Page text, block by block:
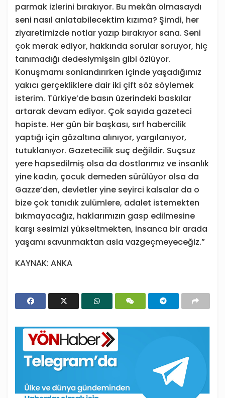
parmak izlerini bırakıyor. Bu mekân olmasaydı
seni nasıl anlatabilecektim kızıma? Şimdi, her
ziyaretimizde notlar yazıp bırakıyor sana. Seni
çok merak ediyor, hakkında sorular soruyor, hiç
tanımadığı dedesiymişsin gibi özlüyor.
Konuşmamı sonlandırırken içinde yaşadığımız
yakıcı gerçekliklere dair iki çift söz söylemek
isterim. Türkiye’de basın üzerindeki baskılar
artarak devam ediyor. Çok sayıda gazeteci
hapiste. Her gün bir başkası, sırf habercilik
yaptığı için gözaltına alınıyor, yargılanıyor,
tutuklanıyor. Gazetecilik suç değildir. Suçsuz
yere hapsedilmiş olsa da dostlarımız ve insanlık
yine kadın, çocuk demeden sürülüyor olsa da
Gazze’den, devletler yine seyirci kalsalar da o
bize çok tanıdık zulümlere, adalet istemekten
bıkmayacağız, haklarımızın gasp edilmesine
karşı sesimizi yükseltmekten, insanca bir arada
yaşamı savunmaktan asla vazgeçmeyeceğiz.”
KAYNAK: ANKA